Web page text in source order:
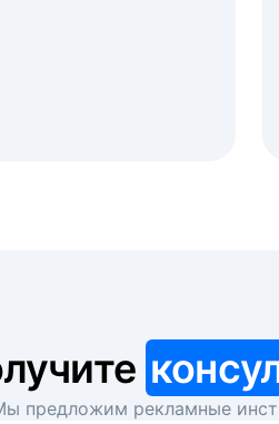
предложим рекламные